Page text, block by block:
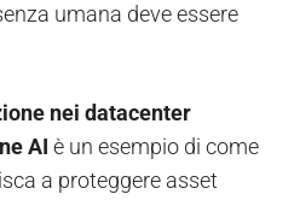
umana deve essere
nei datacenter
AI è un esempio di come
a proteggere asset